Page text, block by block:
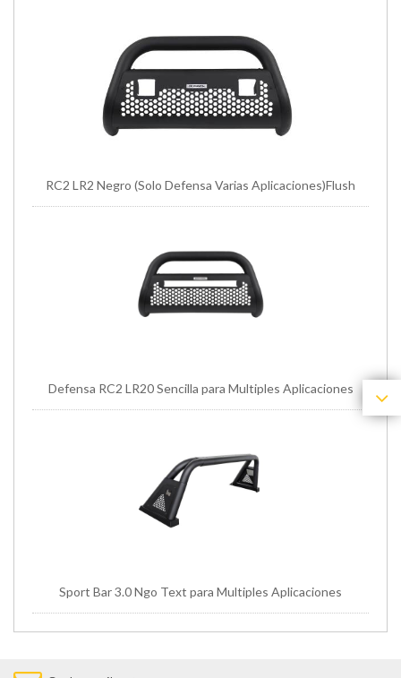
RC2 LR2 Negro (Solo Defensa Varias Aplicaciones)Flush
Defensa RC2 LR20 Sencilla para Multiples Aplicaciones
Sport Bar 3.0 Ngo Text para Multiples Aplicaciones